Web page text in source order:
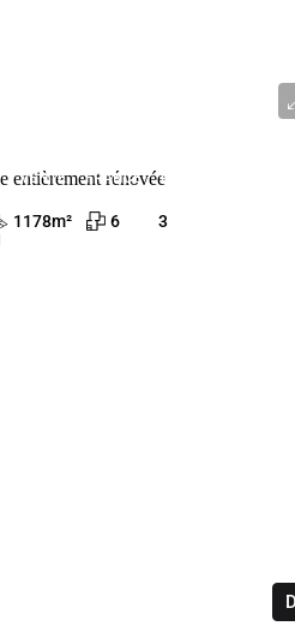
VENTE FRANCE ROQUEBRUNE-CAP-
entièrement rénovée
1178m² 6 3